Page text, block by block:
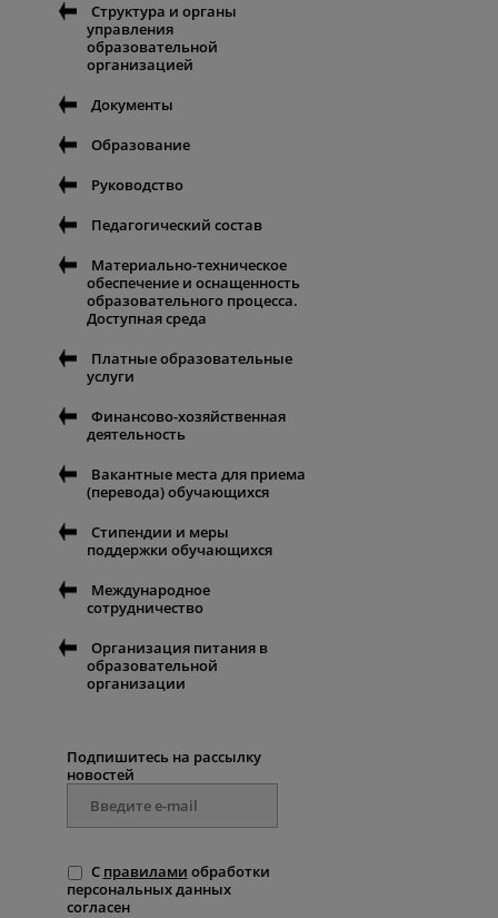
Структура и органы
управления
образовательной
организацией
Документы
Образование
Руководство
Педагогический состав
Материально-техническое
обеспечение и оснащенность
образовательного процесса.
Доступная среда
Платные образовательные
услуги
Финансово-хозяйственная
деятельность
Вакантные места для приема
(перевода) обучающихся
Стипендии и меры
поддержки обучающихся
Международное
сотрудничество
Организация питания в
образовательной
организации
Подпишитесь на рассылку
новостей
С правилами обработки
персональных данных
согласен